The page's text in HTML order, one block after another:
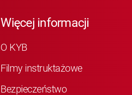
Więcej informacji
O KYB
Filmy instruktażowe
Bezpieczeństwo